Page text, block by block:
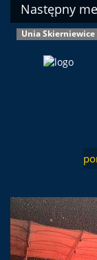
Następny
Unia Skierniewice